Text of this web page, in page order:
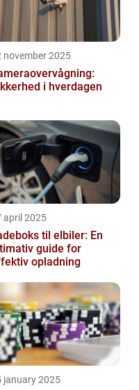
november 2025
i hverdagen
april 2025
til elbiler: En
guide for
opladning
january 2025